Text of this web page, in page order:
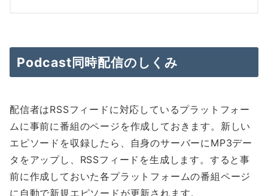
Podcast同時配信のしくみ
配信者はRSSフィードに対応しているプラットフォー
ムに事前に番組のページを作成しておきます。新しい
エピソードを収録したら、自身のサーバーにMP3デー
タをアップし、RSSフィードを生成します。すると事
前に作成しておいた各プラットフォームの番組ページ
に自動で新規エピソードが更新されます。